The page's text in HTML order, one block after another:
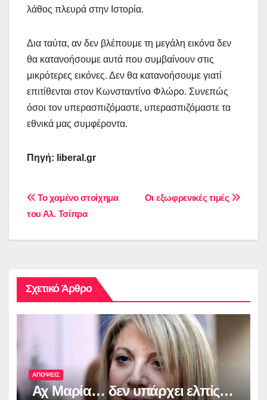
λάθος πλευρά στην Ιστορία.
Δια ταύτα, αν δεν βλέπουμε τη μεγάλη εικόνα δεν
θα κατανοήσουμε αυτά που συμβαίνουν στις
μικρότερες εικόνες. Δεν θα κατανοήσουμε γιατί
επιτίθενται στον Κωνσταντίνο Φλώρο. Συνεπώς
όσοι τον υπερασπιζόμαστε, υπερασπιζόμαστε τα
εθνικά μας συμφέροντα.
Πηγή: liberal.gr
Πλοήγηση
άρθρων
Οι εξωφρενικές τιμές
Το χαμένο στοίχημα
του Αλ. Τσίπρα
Σχετικό Άρθρο
ΑΠΟΨΕΙΣ
Αχ Μαρία… δεν υπάρχει ελπίς…